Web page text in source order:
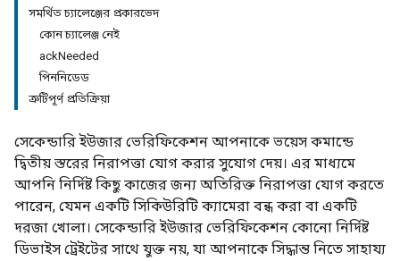
সমর্থিত চ্যালেঞ্জের প্রকারভেদ
কোন চ্যালেঞ্জ নেই
ackNeeded
পিননিডেড
ত্রুটিপূর্ণ প্রতিক্রিয়া
সেকেন্ডারি ইউজার ভেরিফিকেশন আপনাকে ভয়েস কমান্ডে
দ্বিতীয় স্তরের নিরাপত্তা যোগ করার সুযোগ দেয়। এর মাধ্যমে
আপনি নির্দিষ্ট কিছু কাজের জন্য অতিরিক্ত নিরাপত্তা যোগ করতে
পারেন, যেমন একটি সিকিউরিটি ক্যামেরা বন্ধ করা বা একটি
দরজা খোলা। সেকেন্ডারি ইউজার ভেরিফিকেশন কোনো নির্দিষ্ট
ডিভাইস ট্রেইটের সাথে যুক্ত নয়, যা আপনাকে সিদ্ধান্ত নিতে সাহায্য